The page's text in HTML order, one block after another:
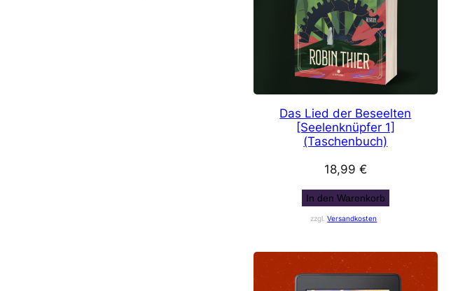
Das Lied der Beseelten
[Seelenknüpfer 1]
(Taschenbuch)
18,99 €
In den Warenkorb
zzgl.Versandkosten